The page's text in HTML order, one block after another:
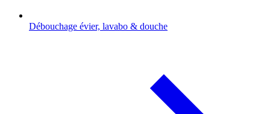
Débouchage évier, lavabo & douche